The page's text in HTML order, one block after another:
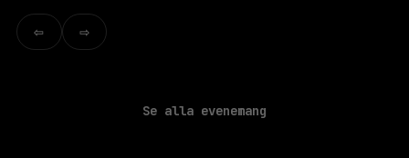
⇦ ⇨
Se alla evenemang